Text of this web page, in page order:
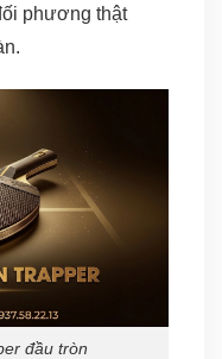
phương thật
đầu tròn